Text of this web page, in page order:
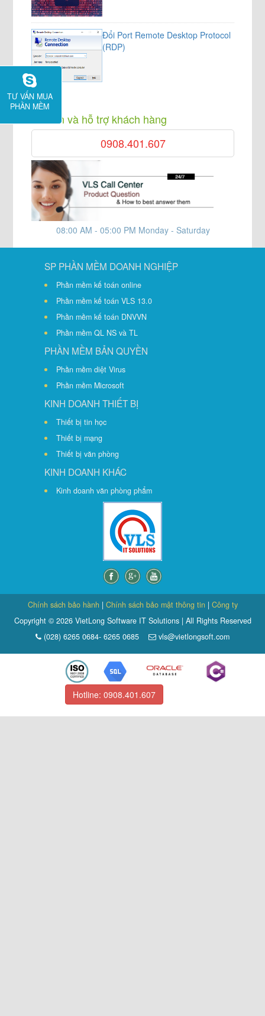
Đổi Port Remote Desktop Protocol
(RDP)
Tư vấn và hỗ trợ khách hàng
0908.401.607
08:00 AM - 05:00 PM Monday - Saturday
SP PHẦN MỀM DOANH NGHIỆP
Phần mềm kế toán online
Phần mềm kế toán VLS 13.0
Phần mềm kế toán DNVVN
Phần mềm QL NS và TL
PHẦN MỀM BẢN QUYỀN
Phần mềm diệt Virus
Phần mềm Microsoft
KINH DOANH THIẾT BỊ
Thiết bị tin học
Thiết bị mạng
Thiết bị văn phòng
KINH DOANH KHÁC
Kinh doanh văn phòng phẩm
Chính sách bảo hành | Chính sách bảo mật thông tin| Công ty
Copyright © 2026 VietLong Software IT Solutions | All Rights Reserved
(028) 6265 0684- 6265 0685
vls@vietlongsoft.com
Hotline: 0908.401.607
TƯ VẤN MUA
PHẦN MỀM